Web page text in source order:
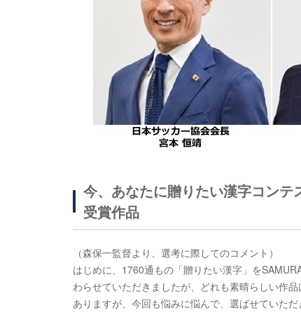
今、あなたに贈りたい漢字コンテ
受賞作品
（森保一監督より、選考に際してのコメント）
はじめに、1760通もの「贈りたい漢字」を
わらせていただきましたが、どれも素晴らしい作
ありますが、今回も悩みに悩んで、選ばせていただ